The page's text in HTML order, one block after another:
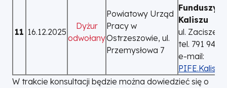
11 16.12.2025
Dyżur
odwołany
Powiatowy Urząd
Pracy w
Ostrzeszowie, ul.
Przemysłowa 7
Funduszy
Kaliszu
ul. Zacisze
tel. 791 940
e-mail:
W trakcie konsultacji będzie można dowiedzieć się o